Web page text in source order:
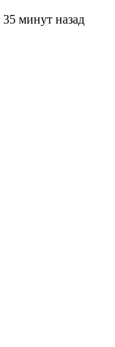
35 минут назад